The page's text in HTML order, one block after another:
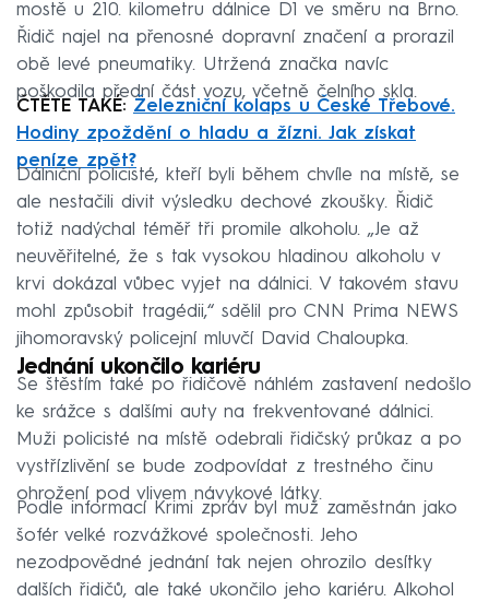
mostě u 210. kilometru dálnice D1 ve směru na Brno.
Řidič najel na přenosné dopravní značení a prorazil
obě levé pneumatiky. Utržená značka navíc
poškodila přední část vozu, včetně čelního skla.
ČTĚTE TAKÉ: Železniční kolaps u České Třebové.
Hodiny zpoždění o hladu a žízni. Jak získat
peníze zpět?
Dálniční policisté, kteří byli během chvíle na místě, se
ale nestačili divit výsledku dechové zkoušky. Řidič
totiž nadýchal téměř tři promile alkoholu. „Je až
neuvěřitelné, že s tak vysokou hladinou alkoholu v
krvi dokázal vůbec vyjet na dálnici. V takovém stavu
mohl způsobit tragédii,“ sdělil pro CNN Prima NEWS
jihomoravský policejní mluvčí David Chaloupka.
Jednání ukončilo kariéru
Se štěstím také po řidičově náhlém zastavení nedošlo
ke srážce s dalšími auty na frekventované dálnici.
Muži policisté na místě odebrali řidičský průkaz a po
vystřízlivění se bude zodpovídat z trestného činu
ohrožení pod vlivem návykové látky.
Podle informací Krimi zpráv byl muž zaměstnán jako
šofér velké rozvážkové společnosti. Jeho
nezodpovědné jednání tak nejen ohrozilo desítky
dalších řidičů, ale také ukončilo jeho kariéru. Alkohol